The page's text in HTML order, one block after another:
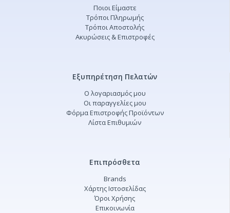
Ποιοι Είμαστε
Τρόποι Πληρωμής
Τρόποι Αποστολής
Ακυρώσεις & Επιστροφές
Εξυπηρέτηση Πελατών
Ο λογαριασμός μου
Οι παραγγελίες μου
Φόρμα Επιστροφής Προϊόντων
Λίστα Επιθυμιών
Επιπρόσθετα
Brands
Χάρτης Ιστοσελίδας
Όροι Χρήσης
Επικοινωνία